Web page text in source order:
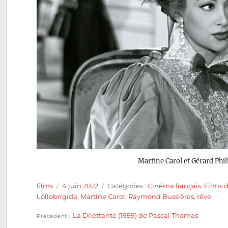
Martine Carol et Gérard
Auteur
films
Publié
le
4 juin 2022 Catégories
Catégories :Cinéma français, Films
Lollobrigida, Martine Carol, Raymond Bussières, rêve
Navigation
Précédent
Publication
La Dilettante (1999) de Pascal Thomas